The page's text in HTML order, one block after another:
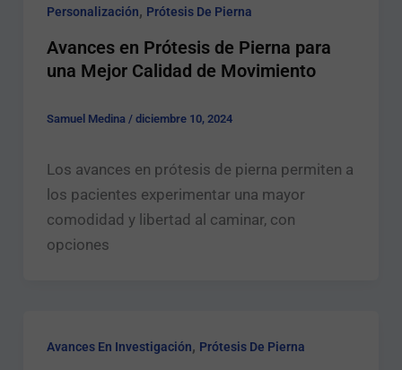
Personalización, Prótesis De Pierna
Avances en Prótesis de Pierna para
una Mejor Calidad de Movimiento
Samuel Medina / diciembre 10, 2024
Los avances en prótesis de pierna permiten a
los pacientes experimentar una mayor
comodidad y libertad al caminar, con
opciones
Avances En Investigación, Prótesis De Pierna